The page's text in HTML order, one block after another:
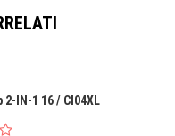
IN-1 16 / CI04XL